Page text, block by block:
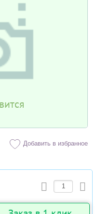
Добавить в избранное